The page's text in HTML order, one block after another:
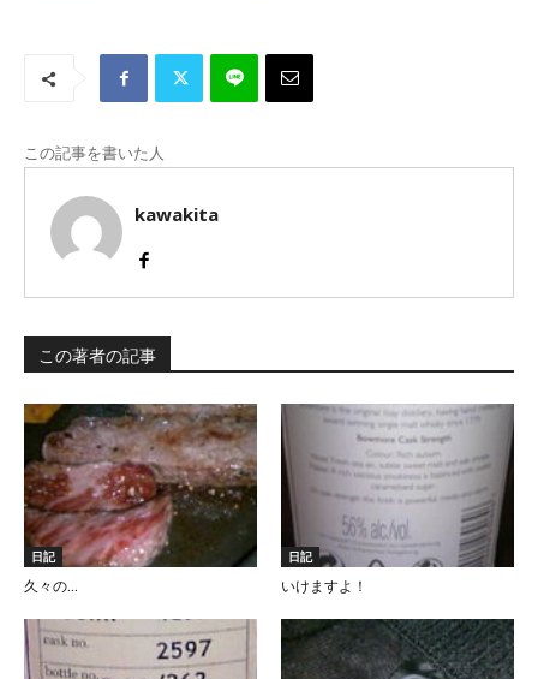
この記事を書いた人
kawakita
この著者の記事
日記
久々の…
日記
いけますよ！